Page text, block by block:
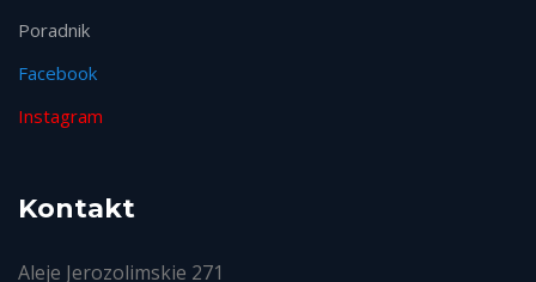
Poradnik
Facebook
Instagram
Kontakt
Aleje Jerozolimskie 271